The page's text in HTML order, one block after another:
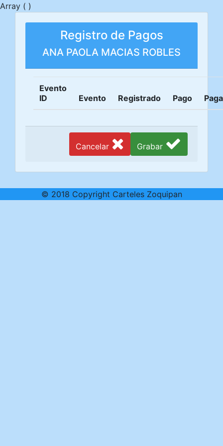
Array ( )
Registro de Pagos
ANA PAOLA MACIAS ROBLES
Evento
ID
Evento Registrado Pago
Grabar
Cancelar
© 2018 Copyright Carteles Zoquipan